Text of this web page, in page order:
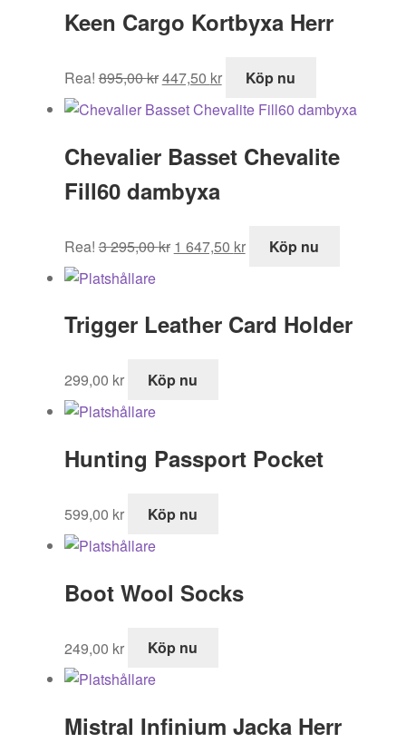
Keen Cargo Kortbyxa Herr
Rea! 895,00kr
ursprungliga
priset
895,00 kr.
447,50 kr
nuvarande
priset
447,50 kr.
Köp nu
Chevalier Basset Chevalite
Fill60 dambyxa
Rea! 3 295,00kr
ursprungliga
3
1 647,50 kr
nuvarande
1
Köp nu
Trigger Leather Card Holder
299,00 kr Köp nu
Hunting Passport Pocket
599,00 kr Köp nu
Boot Wool Socks
249,00 kr Köp nu
Mistral Infinium Jacka Herr